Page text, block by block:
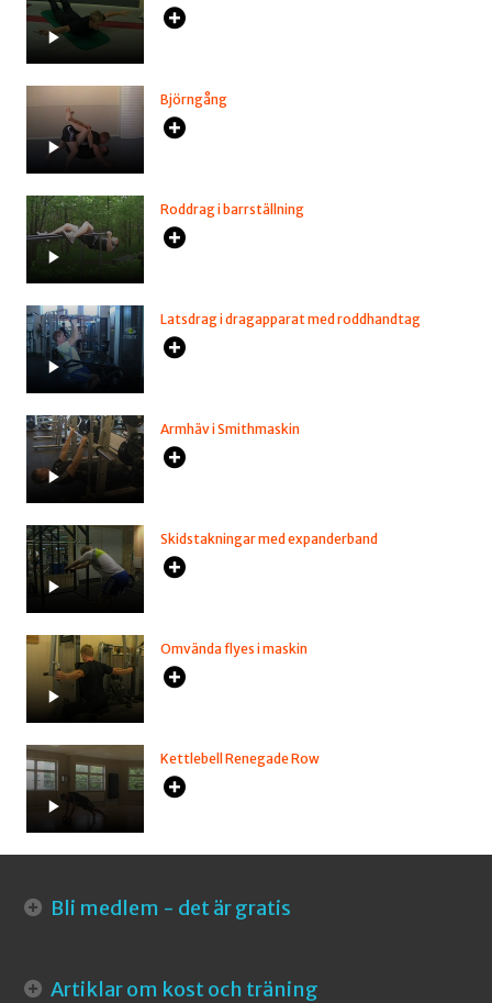
Björngång
Roddrag i barrställning
Latsdrag i dragapparat med roddhandtag
Armhäv i Smithmaskin
Skidstakningar med expanderband
Omvända flyes i maskin
Kettlebell Renegade Row
Bli medlem - det är gratis
Artiklar om kost och träning